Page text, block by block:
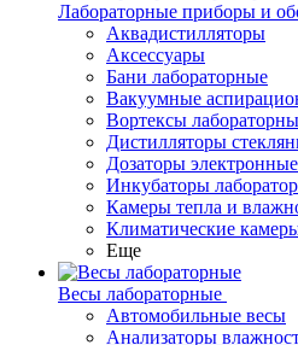
Лабораторные приборы и
Аквадистилляторы
Аксессуары
Бани лабораторные
Вакуумные
Вортексы
Дистилляторы
Дозаторы
Инкубаторы
Камеры тепла и
Климатические
Еще
Весы лабораторные
Автомобильные весы
Анализаторы